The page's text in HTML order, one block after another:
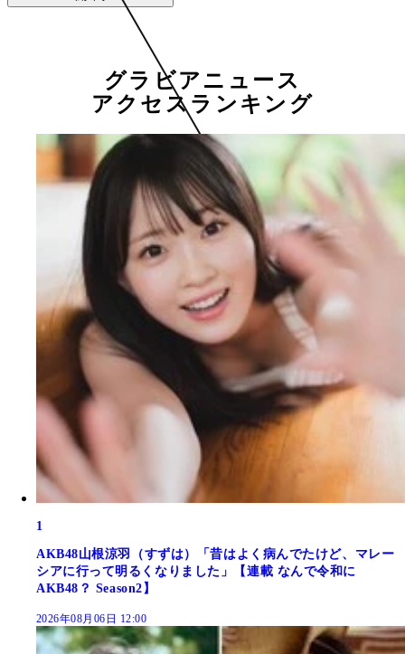
グラビアニュース
アクセスランキング
1
AKB48山根涼羽（すずは）「昔はよく病んでたけど、マレー
シアに行って明るくなりました」【連載 なんで令和に
AKB48？ Season2】
2026年08月06日 12:00